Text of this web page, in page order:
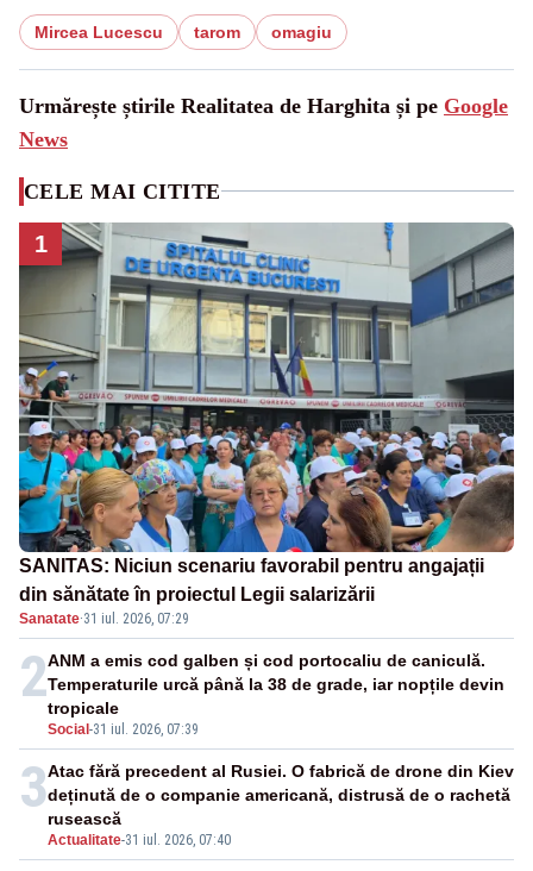
Mircea Lucescu tarom omagiu
Urmărește știrile Realitatea de Harghita și pe Google
News
CELE MAI CITITE
1
SANITAS: Niciun scenariu favorabil pentru angajații
din sănătate în proiectul Legii salarizării
Sanatate·31 iul. 2026, 07:29
2
Social -31 iul. 2026, 07:39
ANM a emis cod galben și cod portocaliu de caniculă.
Temperaturile urcă până la 38 de grade, iar nopțile devin
tropicale
3
Actualitate-31 iul. 2026, 07:40
Atac fără precedent al Rusiei. O fabrică de drone din Kiev
deținută de o companie americană, distrusă de o rachetă
rusească